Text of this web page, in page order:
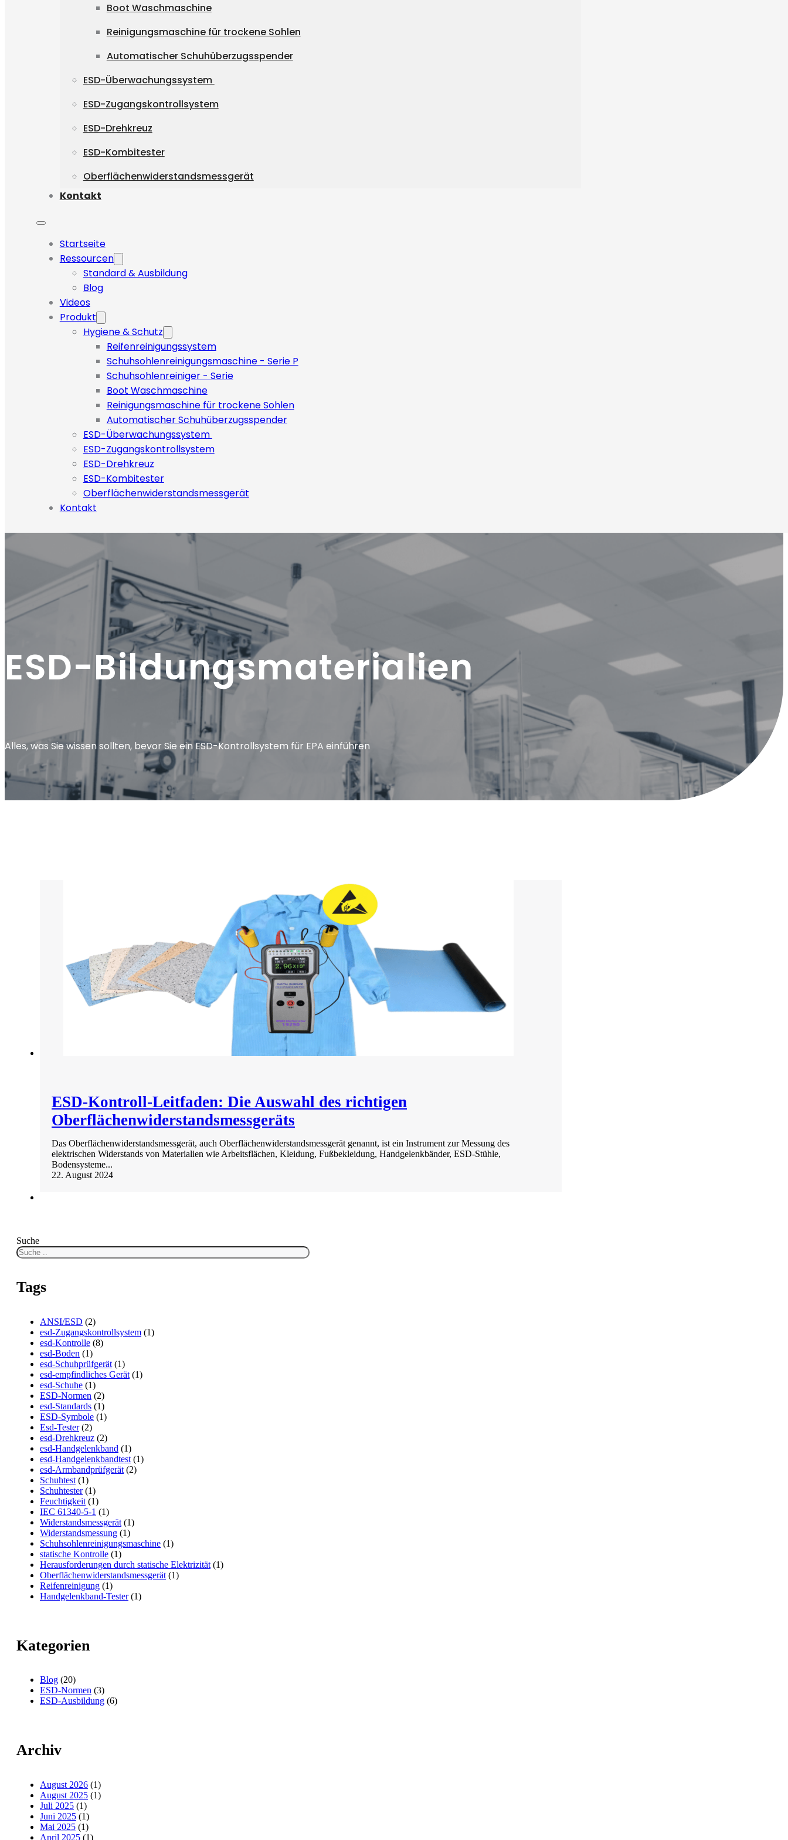
Boot Waschmaschine
Reinigungsmaschine für trockene Sohlen
Automatischer Schuhüberzugsspender
ESD-Überwachungssystem
ESD-Zugangskontrollsystem
ESD-Drehkreuz
ESD-Kombitester
Oberflächenwiderstandsmessgerät
Kontakt
Startseite
Ressourcen
Standard & Ausbildung
Blog
Videos
Produkt
Hygiene & Schutz
Reifenreinigungssystem
Schuhsohlenreinigungsmaschine - Serie P
Schuhsohlenreiniger - Serie
Boot Waschmaschine
Reinigungsmaschine für trockene Sohlen
Automatischer Schuhüberzugsspender
ESD-Überwachungssystem
ESD-Zugangskontrollsystem
ESD-Drehkreuz
ESD-Kombitester
Oberflächenwiderstandsmessgerät
Kontakt
ESD-Bildungsmaterialien
Alles, was Sie wissen sollten, bevor Sie ein ESD-Kontrollsystem für EPA einführen
ESD-Kontroll-Leitfaden: Die Auswahl des richtigen
Oberflächenwiderstandsmessgeräts
Das Oberflächenwiderstandsmessgerät, auch Oberflächenwiderstandsmessgerät genannt, ist ein Instrument zur Messung des
elektrischen Widerstands von Materialien wie Arbeitsflächen, Kleidung, Fußbekleidung, Handgelenkbänder, ESD-Stühle,
Bodensysteme...
22. August 2024
Suche
Tags
ANSI/ESD (2)
esd-Zugangskontrollsystem (1)
esd-Kontrolle (8)
esd-Boden (1)
esd-Schuhprüfgerät (1)
esd-empfindliches Gerät (1)
esd-Schuhe (1)
ESD-Normen (2)
esd-Standards (1)
ESD-Symbole (1)
Esd-Tester (2)
esd-Drehkreuz (2)
esd-Handgelenkband (1)
esd-Handgelenkbandtest (1)
esd-Armbandprüfgerät (2)
Schuhtest (1)
Schuhtester (1)
Feuchtigkeit (1)
IEC 61340-5-1 (1)
Widerstandsmessgerät (1)
Widerstandsmessung (1)
Schuhsohlenreinigungsmaschine (1)
statische Kontrolle (1)
Herausforderungen durch statische Elektrizität (1)
Oberflächenwiderstandsmessgerät (1)
Reifenreinigung (1)
Handgelenkband-Tester (1)
Kategorien
Blog (20)
ESD-Normen (3)
ESD-Ausbildung (6)
Archiv
August 2026 (1)
August 2025 (1)
Juli 2025 (1)
Juni 2025 (1)
Mai 2025 (1)
April 2025 (1)